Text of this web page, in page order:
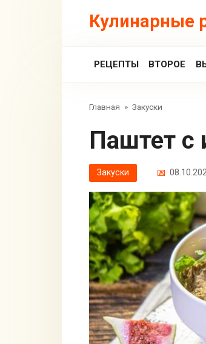
Кулинарные
РЕЦЕПТЫ ВТОРОЕ
Главная » Закуски
Паштет
Закуски